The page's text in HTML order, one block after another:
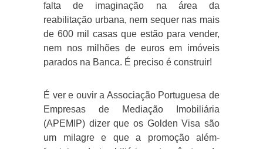
falta de imaginação na área da
reabilitação urbana, nem sequer nas mais
de 600 mil casas que estão para vender,
nem nos milhões de euros em imóveis
parados na Banca. É preciso é construir!
É ver e ouvir a Associação Portuguesa de
Empresas de Mediação Imobiliária
(APEMIP) dizer que os Golden Visa são
um milagre e que a promoção além-